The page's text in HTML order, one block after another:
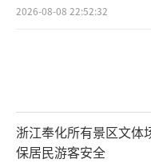
2026-08-08 22:52:32
浙江奉化所有景区文体
保居民游客安全